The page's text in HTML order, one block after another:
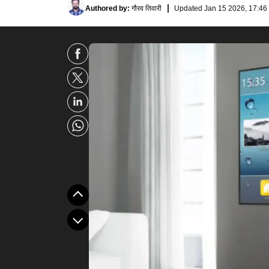
Authored by: गौरव तिवारी Updated Jan 15 2026, 17:46